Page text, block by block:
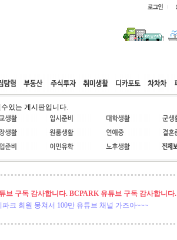
구매 고객센터
있는 게시판입니다.
브 구독 감사합니다. BCPARK 유튜브 구독 감사합니다.
파크 회원 뭉쳐서 100만 유튜브 채널 가즈아~~~